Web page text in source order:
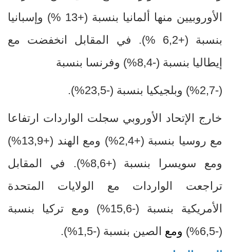
الأوروبيين منها ألمانيا بنسبة (+13
(% وإسبانيا
بنسبة +)
6,2
(%. في المقابل انخفضت مع
إيطاليا بنسبة (-8,4
%) وفرنسا بنسبة
(-2,7
(% وبلجيكيا بنسبة (-23,5 %
).
خارج الإتحاد الأوروبي سجلت الواردات ارتفاعا
مع روسيا بنسبة +)
2,4
%) ومع الهند (+13,9 %
)
ومع سويسرا بنسبة (+8,6
%). في المقابل
تراجعت الواردات مع الولايات المتحدة
الأمريكية بنسبة (-15,6
%) ومع تركيا بنسبة
(-6,5
%
) ومع الصين بنسبة (-1,5 %
).